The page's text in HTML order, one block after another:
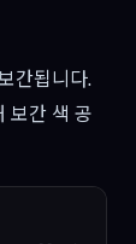
간됩니다.
보간 색 공